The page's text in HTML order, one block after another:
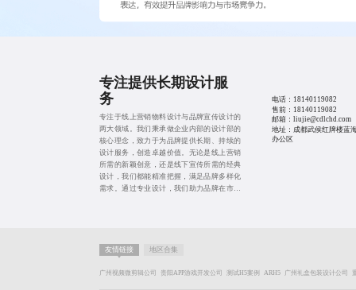
专注提供长期设计服
务
专注于线上营销物料设计与品牌宣传设计的
两大领域。我们秉承做企业内部的设计部的
核心理念，致力于为品牌提供长期、持续的
设计服务，创造卓越价值。无论是线上营销
所需的新颖创意，还是线下宣传所需的经典
设计，我们都能精准把握，满足品牌多样化
需求。通过专业设计，我们助力品牌在市场
电话： 18140119082
售前： 18140119082
邮箱：liujie@cdlchd.com
地址：成都武侯红牌楼蓝
办公区
友情链接 地区合集
广州视频微剪辑公司 贵阳APP游戏开发公司 测试H5案例 ARH5 广州礼盒包装设计公司